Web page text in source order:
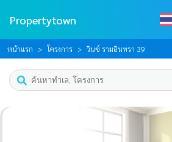
Propertytown
หน้าแรก โครงการ วินซ์ รามอินทรา 39